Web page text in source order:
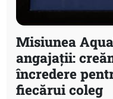
Misiunea
angajații:
încredere
fiecărui coleg